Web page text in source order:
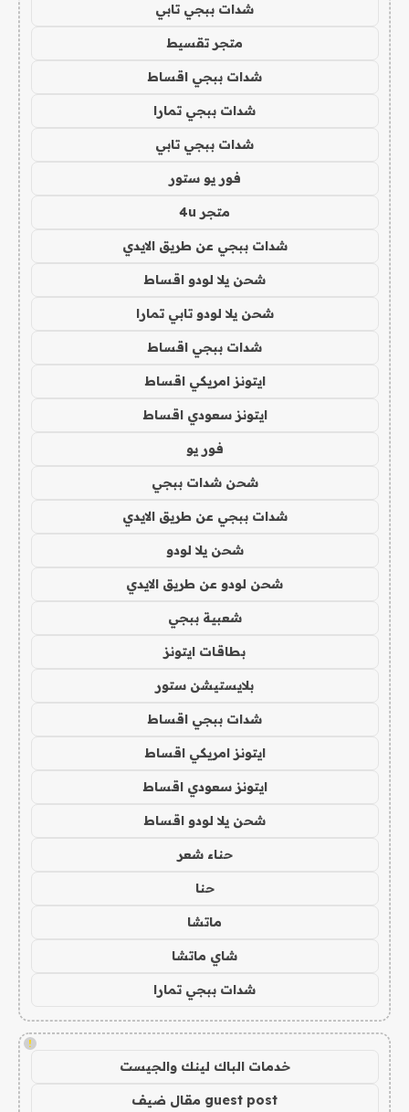
شدات ببجي تابي
متجر تقسيط
شدات ببجي اقساط
شدات ببجي تمارا
شدات ببجي تابي
فور يو ستور
متجر 4u
شدات ببجي عن طريق الايدي
شحن يلا لودو اقساط
شحن يلا لودو تابي تمارا
شدات ببجي اقساط
ايتونز امريكي اقساط
ايتونز سعودي اقساط
فور يو
شحن شدات ببجي
شدات ببجي عن طريق الايدي
شحن يلا لودو
شحن لودو عن طريق الايدي
شعبية ببجي
بطاقات ايتونز
بلايستيشن ستور
شدات ببجي اقساط
ايتونز امريكي اقساط
ايتونز سعودي اقساط
شحن يلا لودو اقساط
حناء شعر
حنا
ماتشا
شاي ماتشا
شدات ببجي تمارا
!
خدمات الباك لينك والجيست
guest post مقال ضيف